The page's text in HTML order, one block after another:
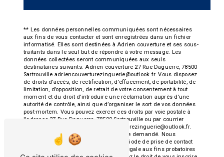
** Les données personnelles communiquées sont nécessaires
aux fins de vous contacter et sont enregistrées dans un fichier
informatisé. Elles sont destinées à Adrien couverture et ses sous-
traitants dans le seul but de répondre à votre message. Les
données collectées seront communiquées aux seuls
destinataires suivants: Adrien couverture 27 Rue Daguerre, 78500
Sartrouville adriencouverturezinguerie@outlook.fr. Vous disposez
de droits d’accès, de rectification, d’effacement, de portabilité, de
limitation, d’opposition, de retrait de votre consentement à tout
moment et du droit d’introduire une réclamation auprès d’une
autorité de contrôle, ainsi que d’organiser le sort de vos données
post-mortem. Vous pouvez exercer ces droits par voie postale à
l'adresse 27 Rue Daguerre, 78500 Sartrouville ou par courrier
électronique à l'adresse adriencouverturezinguerie@outlook.fr.
Un justificatif d'identité pourra vous être demandé. Nous
conservons vos données pendant la période de prise de contact
puis pendant la durée de prescription légale aux fins probatoires